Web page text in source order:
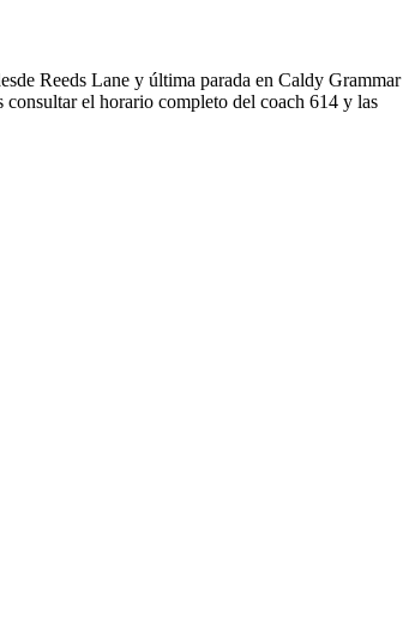
Reeds Lane y última parada en Caldy Grammar
consultar el horario completo del coach 614 y las